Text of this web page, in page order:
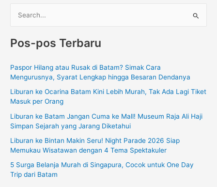
r
u
t
Pos-pos Terbaru
Paspor Hilang atau Rusak di Batam? Simak Cara
Mengurusnya, Syarat Lengkap hingga Besaran Dendanya
Liburan ke Ocarina Batam Kini Lebih Murah, Tak Ada Lagi Tiket
Masuk per Orang
Liburan ke Batam Jangan Cuma ke Mall! Museum Raja Ali Haji
Simpan Sejarah yang Jarang Diketahui
Liburan ke Bintan Makin Seru! Night Parade 2026 Siap
Memukau Wisatawan dengan 4 Tema Spektakuler
5 Surga Belanja Murah di Singapura, Cocok untuk One Day
Trip dari Batam